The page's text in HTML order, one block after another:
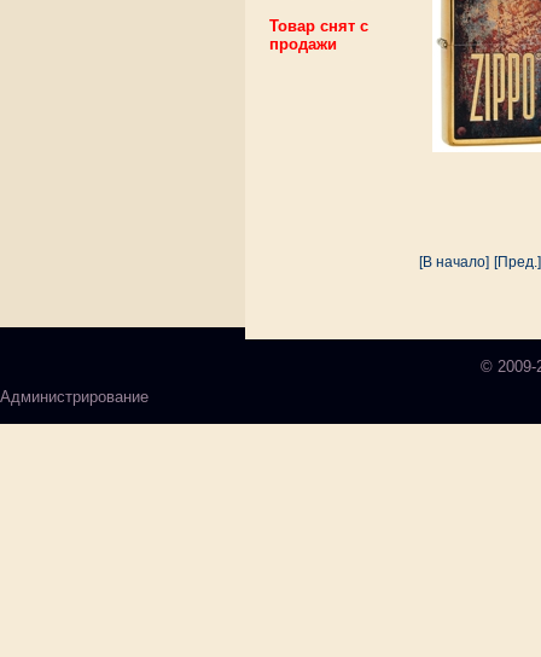
Товар снят с
продажи
[В начало] [Пред.]
© 2009-
Администрирование